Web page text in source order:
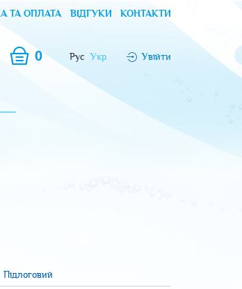
ТА ОПЛАТА ВІДГУКИ КОНТАКТИ
0 Рус Укр Увійти
Підлоговий